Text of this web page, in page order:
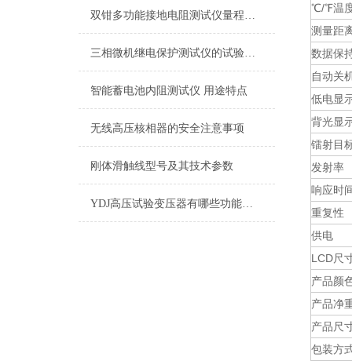
双钳多功能接地电阻测试仪量程及精度介绍
三相微机继电保护测试仪的试验方法
智能蓄电池内阻测试仪 用途特点
无线高压核相器的安全注意事项
刚体滑触线型号及其技术参数
YDJ高压试验变压器有哪些功能及用途
℃/℉温
测量距
数据保
自动关
低电显
背光显
镭射目
发射率
响应时
重复性
供电
LCD尺
产品颜
产品净
产品尺
包装方